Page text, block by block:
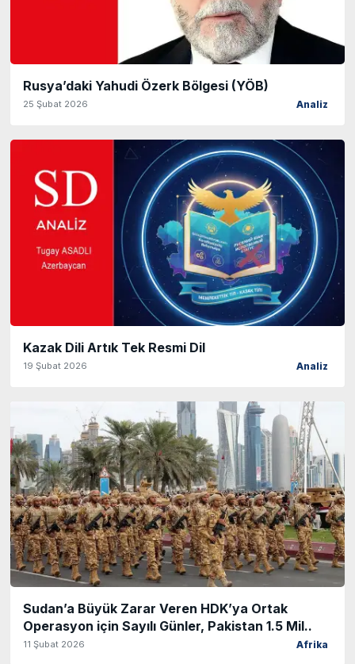
Rusya’daki Yahudi Özerk Bölgesi (YÖB)
25 Şubat 2026 Analiz
Kazak Dili Artık Tek Resmi Dil
19 Şubat 2026 Analiz
Sudan’a Büyük Zarar Veren HDK’ya Ortak
Operasyon için Sayılı Günler, Pakistan 1.5 Mil..
11 Şubat 2026 Afrika